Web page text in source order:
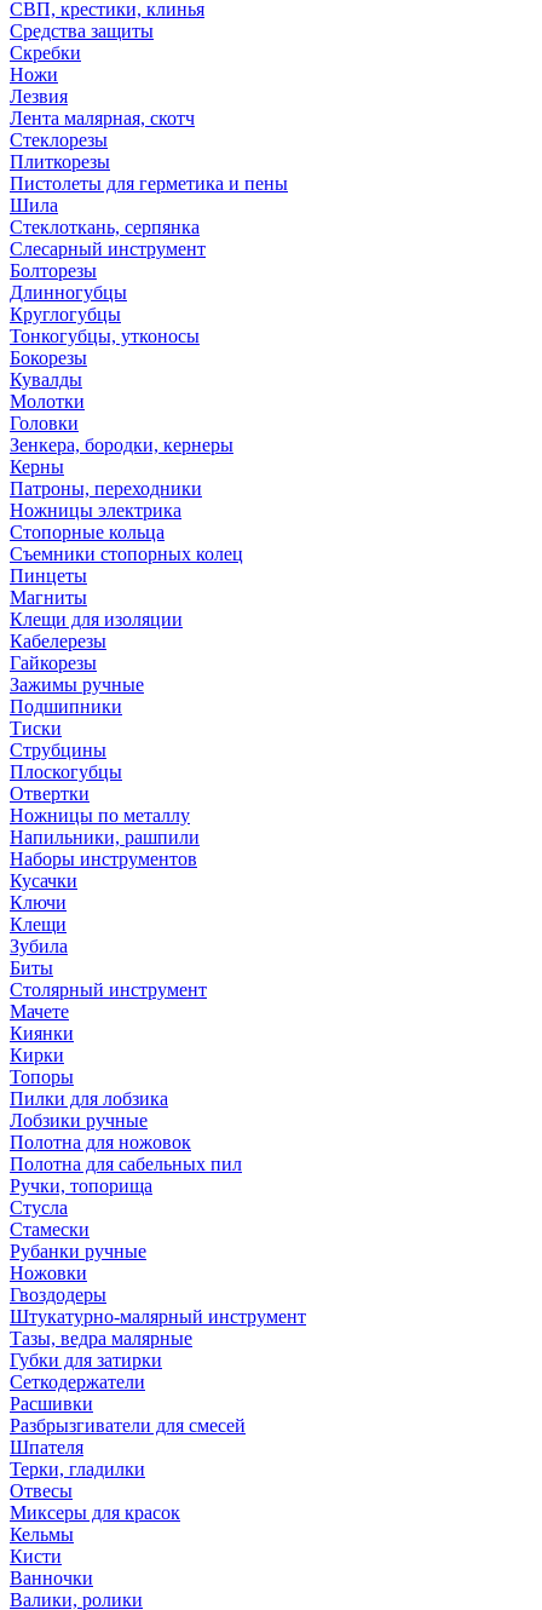
СВП, крестики, клинья
Средства защиты
Скребки
Ножи
Лезвия
Лента малярная, скотч
Стеклорезы
Плиткорезы
Пистолеты для герметика и пены
Шила
Стеклоткань, серпянка
Слесарный инструмент
Болторезы
Длинногубцы
Круглогубцы
Тонкогубцы, утконосы
Бокорезы
Кувалды
Молотки
Головки
Зенкера, бородки, кернеры
Керны
Патроны, переходники
Ножницы электрика
Стопорные кольца
Съемники стопорных колец
Пинцеты
Магниты
Клещи для изоляции
Кабелерезы
Гайкорезы
Зажимы ручные
Подшипники
Тиски
Струбцины
Плоскогубцы
Отвертки
Ножницы по металлу
Напильники, рашпили
Наборы инструментов
Кусачки
Ключи
Клещи
Зубила
Биты
Столярный инструмент
Мачете
Киянки
Кирки
Топоры
Пилки для лобзика
Лобзики ручные
Полотна для ножовок
Полотна для сабельных пил
Ручки, топорища
Стусла
Стамески
Рубанки ручные
Ножовки
Гвоздодеры
Штукатурно-малярный инструмент
Тазы, ведра малярные
Губки для затирки
Сеткодержатели
Расшивки
Разбрызгиватели для смесей
Шпателя
Терки, гладилки
Отвесы
Миксеры для красок
Кельмы
Кисти
Ванночки
Валики, ролики